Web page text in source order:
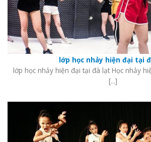
lớp học nhảy hiện đại tại
lớp học nhảy hiện đại tại đà lạt Học nhảy
[...]